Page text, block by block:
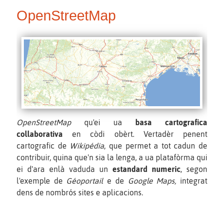
OpenStreetMap
OpenStreetMapqu'ei ua basa cartografica
collaborativa en còdi obèrt. Vertadèr penent
cartografic de Wikipédia, que permet a tot cadun de
contribuir, quina que'n sia la lenga, a ua platafòrma qui
ei d'ara enlà vaduda un estandard numeric, segon
l'exemple de Géoportaile de Google Maps, integrat
dens de nombrós sites e aplicacions.